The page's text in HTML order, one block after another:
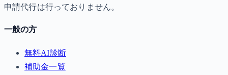
申請代行は行っておりません。
一般の方
無料AI診断
補助金一覧